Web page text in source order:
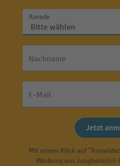
Anrede
Nachname
E-Mail
Jetzt
Mit einem Klick auf
Werbung von Jungheinrich